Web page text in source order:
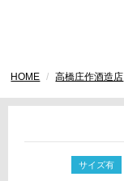
HOME 高橋庄作酒造店